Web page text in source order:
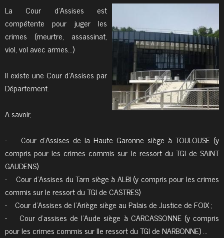
La Cour d’Assises est
compétente pour juger les
crimes (meurtre, assassinat,
viol, vol avec armes…)
Il existe une Cour d’Assises par
Département.
A savoir,
- Cour d’Assises de la Haute Garonne siège à TOULOUSE (y
compris pour les crimes commis sur le ressort du TGI de SAINT
GAUDENS)
- Cour d’Assises du Tarn siège à ALBI (y compris pour les crimes
commis sur le ressort du TGI de CASTRES)
- Cour d’Assises de l’Ariège siège au Palais de Justice de FOIX ;
- Cour d’assises de l’Aude siège à CARCASSONNE (y compris
pour les crimes commis sur lle ressort du TGI de NARBONNE) …